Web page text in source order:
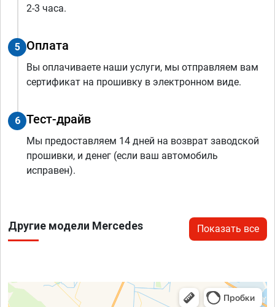
2-3 часа.
5 Оплата
Вы оплачиваете наши услуги, мы отправляем вам
сертификат на прошивку в электронном виде.
6 Тест-драйв
Мы предоставляем 14 дней на возврат заводской
прошивки, и денег (если ваш автомобиль
исправен).
Другие модели Mercedes Показать все